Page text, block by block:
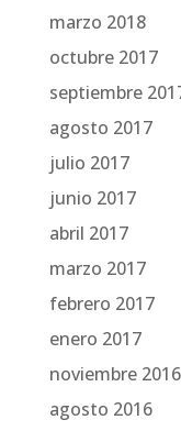
marzo 2018
octubre 2017
septiembre
agosto 2017
julio 2017
junio 2017
abril 2017
marzo 2017
febrero 2017
enero 2017
noviembre 2016
agosto 2016